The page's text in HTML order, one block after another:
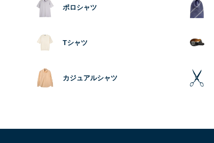
ポロシャツ
Tシャツ
カジュアルシャツ